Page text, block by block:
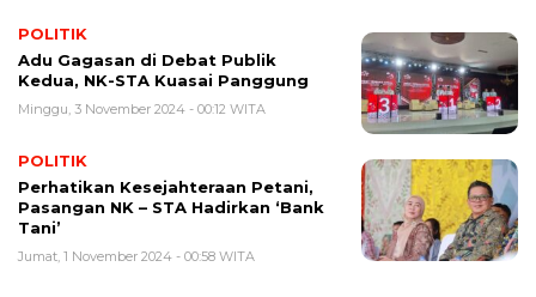
POLITIK
Adu Gagasan di Debat Publik
Kedua, NK-STA Kuasai Panggung
Minggu, 3 November 2024 - 00:12 WITA
POLITIK
Perhatikan Kesejahteraan Petani,
Pasangan NK – STA Hadirkan ‘Bank
Tani’
Jumat, 1 November 2024 - 00:58 WITA